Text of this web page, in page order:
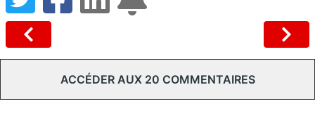
ACCÉDER AUX 20 COMMENTAIRES